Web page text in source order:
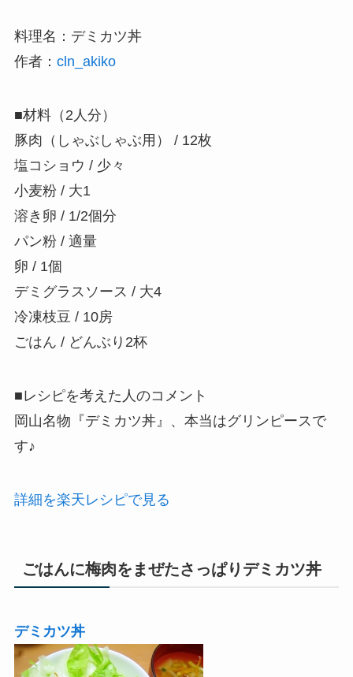
料理名：デミカツ丼
作者： cln_akiko
■材料（2人分）
豚肉（しゃぶしゃぶ用） / 12枚
塩コショウ / 少々
小麦粉 / 大1
溶き卵 / 1/2個分
パン粉 / 適量
卵 / 1個
デミグラスソース / 大4
冷凍枝豆 / 10房
ごはん / どんぶり2杯
■レシピを考えた人のコメント
岡山名物『デミカツ丼』、本当はグリンピースで
す♪
詳細を楽天レシピで見る
ごはんに梅肉をまぜたさっぱりデミカツ丼
デミカツ丼